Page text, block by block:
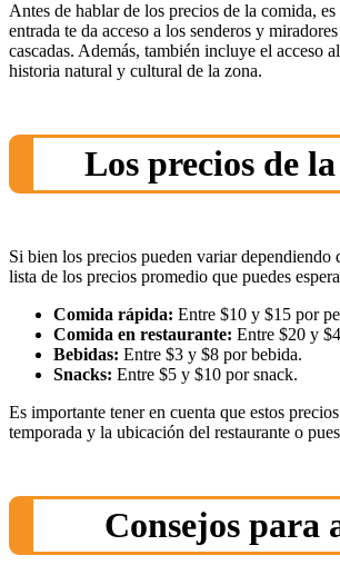
Antes de hablar de los precios de la comida,
entrada te da acceso a los senderos y
cascadas. Además, también incluye el acceso
historia natural y cultural de la zona.
Los precios de
Si bien los precios pueden variar dependiendo
lista de los precios promedio que puedes
Comida rápida: Entre $10 y $15 por
Comida en restaurante: Entre $20 y
Bebidas: Entre $3 y $8 por bebida.
Snacks: Entre $5 y $10 por snack.
Es importante tener en cuenta que estos
temporada y la ubicación del restaurante o
Consejos para